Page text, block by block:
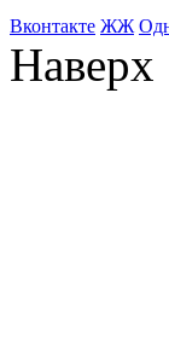
Bконтакте ЖЖ
Наверх